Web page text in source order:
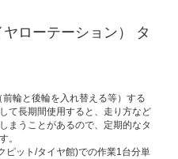
ローテーション） タ
輪と後輪を入れ替える等）する
て長期間使用すると、走り方など
まうことがあるので、定期的なタ
。
ピット/タイヤ館)での作業1台分単